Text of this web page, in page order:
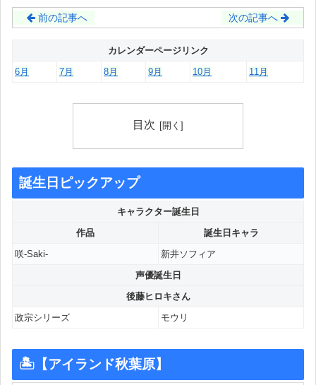
前の記事へ 次の記事へ
カレンダーページリンク
6月
7月 8月 9月 10月 11月
目次
誕生日ピックアップ
キャラクター誕生日
作品
誕生日キャラ
咲-Saki-
新井ソフィア
声優誕生日
後藤ヒロキさん
政宗シリーズ
モウリ
🏝【アイランド秋葉原】